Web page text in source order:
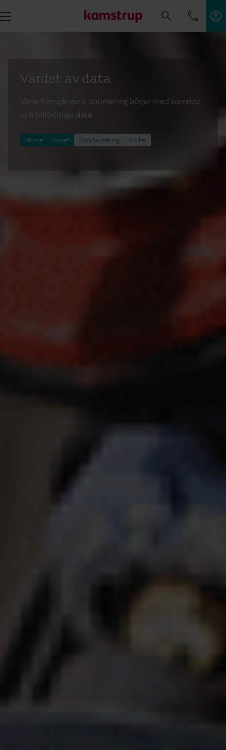
Värdet av data
Varje framgångsrik optimering börjar med korrekta
och tillförlitliga data
Värme Vatten Datahantering Artikel